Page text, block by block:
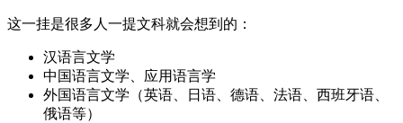
这一挂是很多人一提文科就会想到的：
汉语言文学
中国语言文学、应用语言学
外国语言文学（英语、日语、德语、法语、西班牙语、
俄语等）